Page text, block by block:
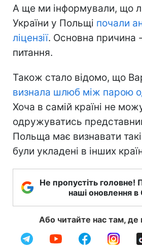
А ще ми інформували, що
України у Польщі почали
ліцензії. Основна причина
питання.
Також стало відомо, що
визнала шлюб між парою
Хоча в самій країні не
одружуватись
Польща має визнавати
були укладені в інших
Не пропустіть головне!
наші оновлення в
Або читайте нас там, де